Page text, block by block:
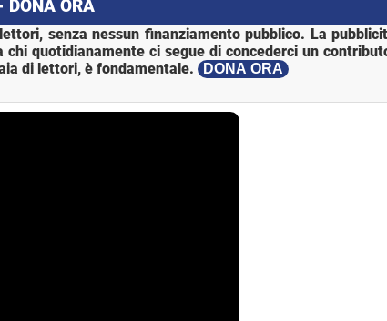
DONA ORA
senza nessun finanziamento pubblico. La
quotidianamente ci segue di concederci un
di lettori, è fondamentale.
DONA ORA